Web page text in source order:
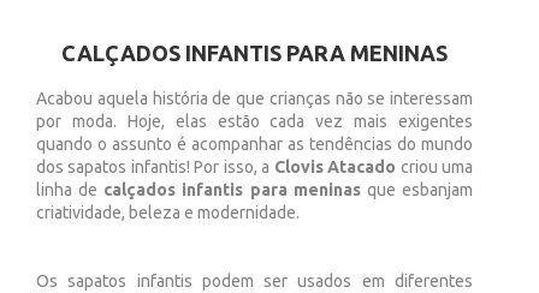
CALÇADOS INFANTIS PARA MENINAS
Acabou aquela história de que crianças não se interessam
por moda. Hoje, elas estão cada vez mais exigentes
quando o assunto é acompanhar as tendências do mundo
dos sapatos infantis! Por isso, a Clovis Atacado criou uma
linha de calçados infantis para meninasque esbanjam
criatividade, beleza e modernidade.
Os sapatos infantis podem ser usados em diferentes